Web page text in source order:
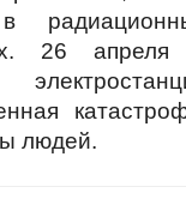
в
26
людей.